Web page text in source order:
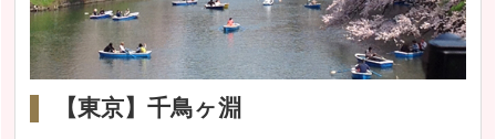
【東京】千鳥ヶ淵